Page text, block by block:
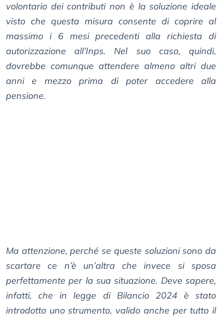
volontario dei contributi non è la soluzione ideale
visto che questa misura consente di coprire al
massimo i 6 mesi precedenti alla richiesta di
autorizzazione all’Inps. Nel suo caso, quindi,
dovrebbe comunque attendere almeno altri due
anni e mezzo prima di poter accedere alla
pensione.
Ma attenzione, perché se queste soluzioni sono da
scartare ce n’è un’altra che invece si sposa
perfettamente per la sua situazione. Deve sapere,
infatti, che in legge di Bilancio 2024 è stato
introdotto uno strumento, valido anche per tutto il